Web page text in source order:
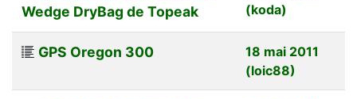
Wedge DryBag de Topeak
(koda)
GPS Oregon 300
18 mai 2011
(loic88)